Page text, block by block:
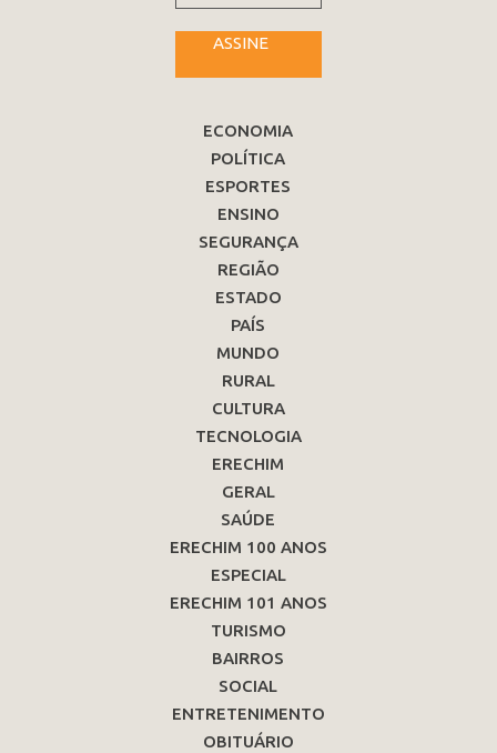
ASSINE
ECONOMIA
POLÍTICA
ESPORTES
ENSINO
SEGURANÇA
REGIÃO
ESTADO
PAÍS
MUNDO
RURAL
CULTURA
TECNOLOGIA
ERECHIM
GERAL
SAÚDE
ERECHIM 100 ANOS
ESPECIAL
ERECHIM 101 ANOS
TURISMO
BAIRROS
SOCIAL
ENTRETENIMENTO
OBITUÁRIO